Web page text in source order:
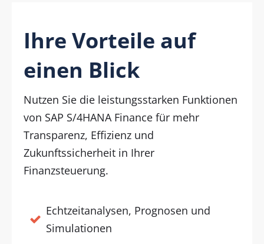
Ihre Vorteile auf
einen Blick
Nutzen Sie die leistungsstarken Funktionen
von SAP S/4HANA Finance für mehr
Transparenz, Effizienz und
Zukunftssicherheit in Ihrer
Finanzsteuerung.
Echtzeitanalysen, Prognosen und
Simulationen